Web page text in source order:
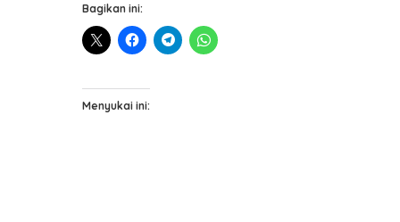
Bagikan ini:
Menyukai ini: